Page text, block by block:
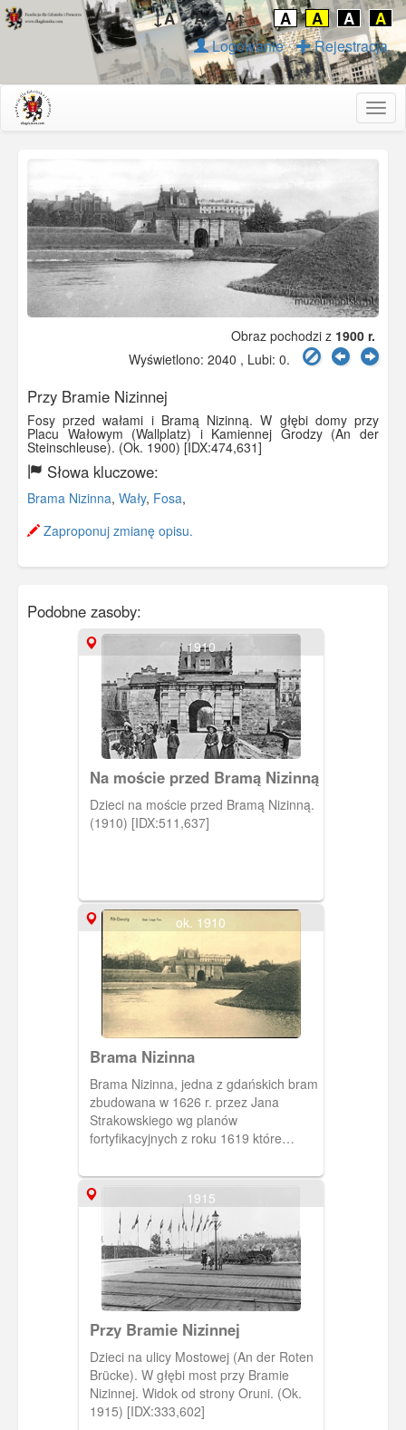
↓A A A↑ A A A A
Logowanie Rejestracja
Obraz pochodzi z 1900 r.
Wyświetlono: 2040 , Lubi: 0.
Przy Bramie Nizinnej
Fosy przed wałami i Bramą Nizinną. W głębi domy przy
Placu Wałowym (Wallplatz) i Kamiennej Grodzy (An der
Steinschleuse). (Ok. 1900) [IDX:474,631]
Słowa kluczowe:
Brama Nizinna, Wały, Fosa,
Zaproponuj zmianę opisu.
Podobne zasoby:
1910
Na moście przed Bramą Nizinną
Dzieci na moście przed Bramą Nizinną.
(1910) [IDX:511,637]
ok. 1910
Brama Nizinna
Brama Nizinna, jedna z gdańskich bram
zbudowana w 1626 r. przez Jana
Strakowskiego wg planów
fortyfikacyjnych z roku 1619 które
posadowiona pomiędzy Bastionami św.
Gertrudy i Żubr. Jedyna w Gdańska a
także jedna z nielicznych zabytkowych
bram w Polsce, przez którą w dalszym
ciągu jest prowadzony stały ruch
pojazdów.
1915
Przy Bramie Nizinnej
Dzieci na ulicy Mostowej (An der Roten
Brücke). W głębi most przy Bramie
Nizinnej. Widok od strony Oruni. (Ok.
1915) [IDX:333,602]